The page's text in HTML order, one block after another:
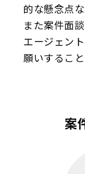
的な懸念点
また案件面
エージェン
願いすること
案